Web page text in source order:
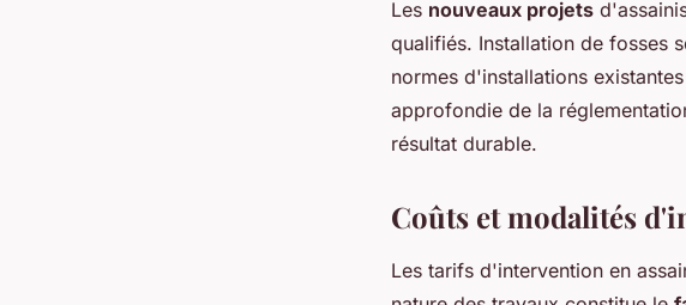
Les nouveaux projets
qualifiés. Installation de fosses
normes d'installations
approfondie de la
résultat durable.
Coûts et modalités
Les tarifs d'intervention en